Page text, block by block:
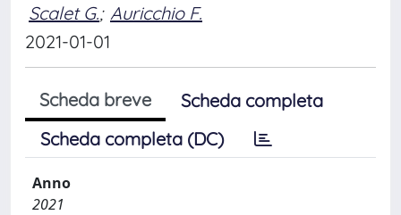
Scalet G.; Auricchio F.
2021-01-01
Scheda breve
Scheda completa
Scheda completa (DC)
Anno
2021